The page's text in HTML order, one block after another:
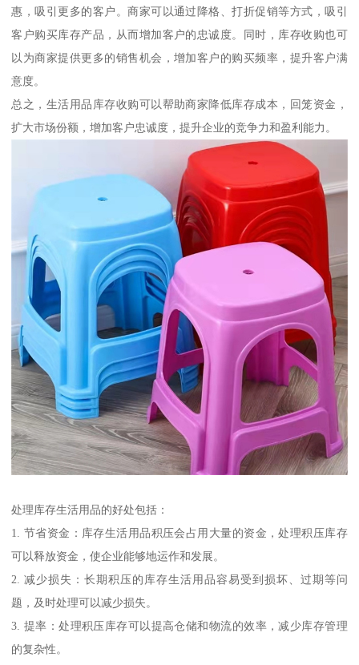
惠，吸引更多的客户。商家可以通过降格、打折促销等方式，吸引
客户购买库存产品，从而增加客户的忠诚度。同时，库存收购也可
以为商家提供更多的销售机会，增加客户的购买频率，提升客户满
意度。
总之，生活用品库存收购可以帮助商家降低库存成本，回笼资金，
扩大市场份额，增加客户忠诚度，提升企业的竞争力和盈利能力。
处理库存生活用品的好处包括：
1. 节省资金：库存生活用品积压会占用大量的资金，处理积压库存
可以释放资金，使企业能够地运作和发展。
2. 减少损失：长期积压的库存生活用品容易受到损坏、过期等问
题，及时处理可以减少损失。
3. 提率：处理积压库存可以提高仓储和物流的效率，减少库存管理
的复杂性。